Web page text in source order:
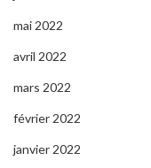
mai 2022
avril 2022
mars 2022
février 2022
janvier 2022